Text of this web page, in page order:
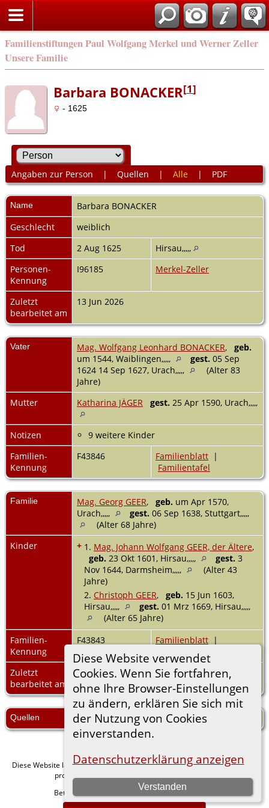
Familienstiftungen Paul Wolfgang Merkel und Werner Zeller
Unsere Familie
Diese Website verwendet
Cookies. Wenn Sie fortfahren,
ohne Ihre Browser-Einstellungen
zu ändern, erklären Sie sich mit
der Nutzung von Cookies
einverstanden.
Datenschutzerklärung anzeigen
Verstanden
Barbara BONACKER[1]
- 1625
Angaben zur Person | Quellen | Alle | PDF
Name Barbara BONACKER
Geschlecht
weiblich
Tod
2 Aug 1625
Hirsau,,,,,
Personen-
Kennung
I96185 Merkel-Zeller
Zuletzt
bearbeitet am
13 Jun 2026
Vater Mag. Wolfgang Leonhard BONACKER, geb.
um 1544, Waiblingen,,,,,
gest. 05 Sep
1624 14 Sep 1627, Urach,,,,,
(Alter 83
Jahre)
Mutter
Katharina JÄGER gest. 25 Apr 1590, Urach,,,,,
Notizen
9 weitere Kinder
Familien-
Kennung
F43846 Familienblatt |
Familientafel
Familie Mag. Georg GEER, geb. um Apr 1570,
Urach,,,,,
gest. 06 Sep 1638, Stuttgart,,,,,
(Alter 68 Jahre)
Kinder
+ 1. Mag. Johann Wolfgang GEER, der Ältere,
geb. 23 Okt 1601, Hirsau,,,,, gest. 3
Nov 1644, Darmsheim,,,,,
(Alter 43
Jahre)
2. Christoph GEER, geb. 15 Jun 1603,
Hirsau,,,,,
gest. 01 Mrz 1669, Hirsau,,,,,
(Alter 65 Jahre)
Familien-
Kennung
F43843 Familienblatt |
Familientafel
Zuletzt
bearbeitet am
13 Jun 2026
Quellen [S8] Zeller, Gerhard, Zel-Comp.
Diese Website läuft mitThe Next Generation of Genealogy Sitebuildingv. 15.0.1,
programmiert von Darrin Lythgoe © 2001-2026.
Betreut von
. |Datenschutzerklärung